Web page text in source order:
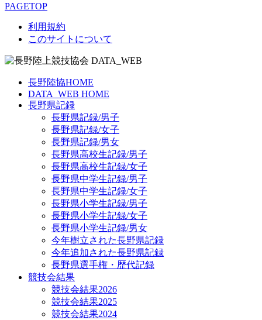
PAGETOP
利用規約
このサイトについて
長野陸協HOME
DATA_WEB HOME
長野県記録
長野県記録/男子
長野県記録/女子
長野県記録/男女
長野県高校生記録/男子
長野県高校生記録/女子
長野県中学生記録/男子
長野県中学生記録/女子
長野県小学生記録/男子
長野県小学生記録/女子
長野県小学生記録/男女
今年樹立された長野県記録
今年追加された長野県記録
長野県選手権・歴代記録
競技会結果
競技会結果2026
競技会結果2025
競技会結果2024